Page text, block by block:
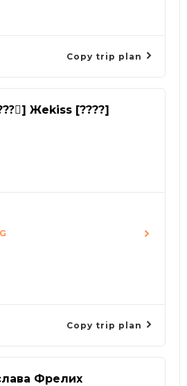
Copy trip plan
Жekiss [????]
Copy trip plan
Фрелих